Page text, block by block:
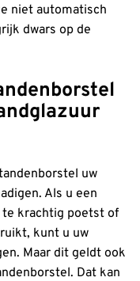
niet automatisch
dwars op de
uw
Als u een
krachtig poetst of
kunt u uw
Maar dit geldt ook
Dat kan